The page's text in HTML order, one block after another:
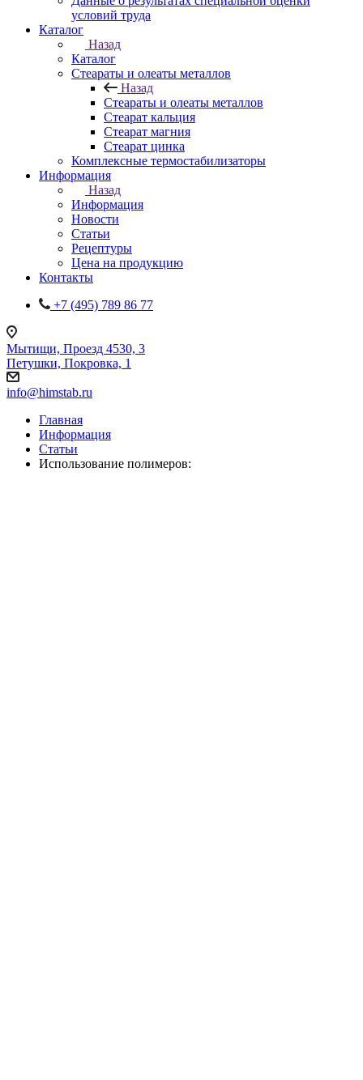
условий труда
Каталог
Назад
Каталог
Стеараты и олеаты металлов
Назад
Стеараты и олеаты металлов
Стеарат кальция
Стеарат магния
Стеарат цинка
Комплексные термостабилизаторы
Информация
Назад
Информация
Новости
Статьи
Рецептуры
Цена на продукцию
Контакты
+7 (495) 789 86 77
Мытищи, Проезд 4530, 3
Петушки, Покровка, 1
info@himstab.ru
Главная
Информация
Статьи
Использование полимеров: